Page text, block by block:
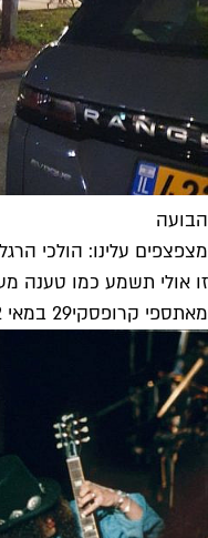
הבועה
מצפצפים עלינו: הולכי
זו אולי תשמע כמו טענה
מאתספי קרופסקי29 במאי 2022